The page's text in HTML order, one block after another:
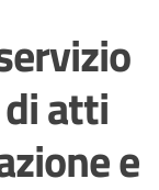
atti
e